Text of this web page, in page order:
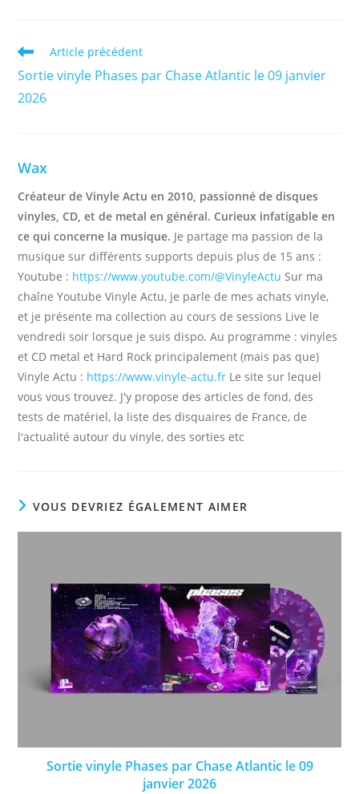
Read
articles
Article précédent
Sortie vinyle Phases par Chase Atlantic le 09 janvier
2026
Wax
Créateur de Vinyle Actu en 2010, passionné de disques
vinyles, CD, et de metal en général. Curieux infatigable en
ce qui concerne la musique. Je partage ma passion de la
musique sur différents supports depuis plus de 15 ans :
Youtube : https://www.youtube.com/@VinyleActu Sur ma
chaîne Youtube Vinyle Actu, je parle de mes achats vinyle,
et je présente ma collection au cours de sessions Live le
vendredi soir lorsque je suis dispo. Au programme : vinyles
et CD metal et Hard Rock principalement (mais pas que)
Vinyle Actu : https://www.vinyle-actu.fr Le site sur lequel
vous vous trouvez. J'y propose des articles de fond, des
tests de matériel, la liste des disquaires de France, de
l'actualité autour du vinyle, des sorties etc
VOUS DEVRIEZ ÉGALEMENT AIMER
Sortie vinyle Phases par Chase Atlantic le 09
janvier 2026